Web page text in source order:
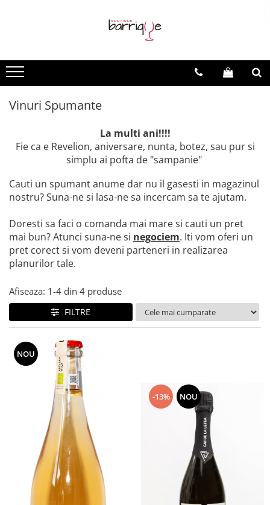
Vinuri - Toate
Vinuri Premium
Vinuri Speciale
Vinuri Barrique Clasice
Vinuri Light Barrique/Fumee
Vinuri la sticla
Vinuri Spumante
Vinuri Spumante
La multi ani!!!!
Fie ca e Revelion, aniversare, nunta, botez, sau pur si
simplu ai pofta de "sampanie"
Cauti un spumant anume dar nu il gasesti in magazinul
nostru? Suna-ne si lasa-ne sa incercam sa te ajutam.
Doresti sa faci o comanda mai mare si cauti un pret
mai bun? Atunci suna-ne si negociem. Iti vom oferi un
pret corect si vom deveni parteneri in realizarea
planurilor tale.
Afiseaza: 1-4 din 4 produse
FILTRE
NOU
-13% NOU